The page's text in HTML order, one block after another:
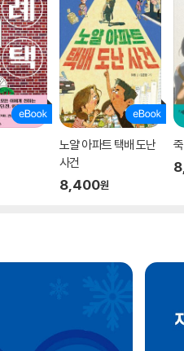
노얄 아파트 택배 도난
사건
8,400원